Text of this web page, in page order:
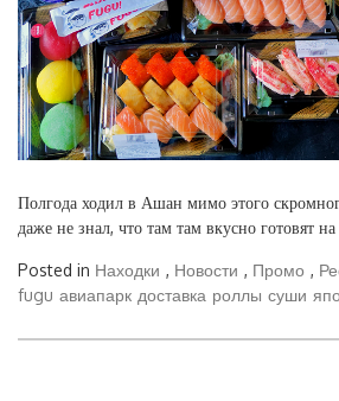
Полгода ходил в Ашан мимо этого
даже не знал, что там там вкусно готовят
Posted in Находки , Новости , Промо ,
fugu авиапарк доставка роллы суши